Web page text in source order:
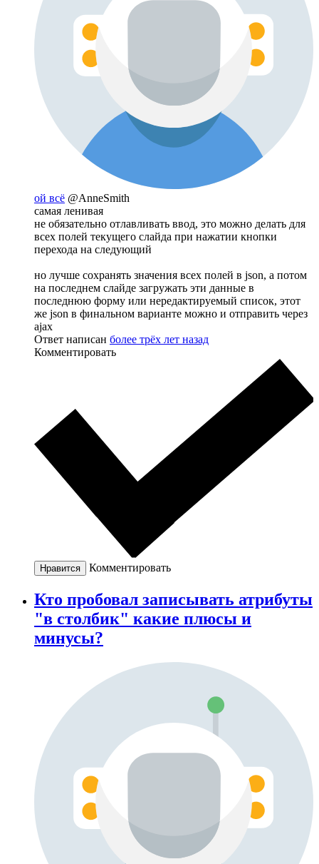
ой всё @AnneSmith
самая ленивая
не обязательно отлавливать ввод, это можно делать для
всех полей текущего слайда при нажатии кнопки
перехода на следующий
но лучше сохранять значения всех полей в json, а потом
на последнем слайде загружать эти данные в
последнюю форму или нередактируемый список, этот
же json в финальном варианте можно и отправить через
ajax
Ответ написан более трёх лет назад
Комментировать
Нравится Комментировать
Кто пробовал записывать атрибуты
"в столбик" какие плюсы и
минусы?